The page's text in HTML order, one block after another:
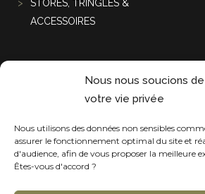
Nous nous soucions de
votre vie privée
Nous utilisons des données non sensibles
assurer le fonctionnement optimal du site et
d'audience, afin de vous proposer la meilleure
Êtes-vous d'accord ?
STORES, TRINGLES &
ACCESSOIRES
Projets récentes